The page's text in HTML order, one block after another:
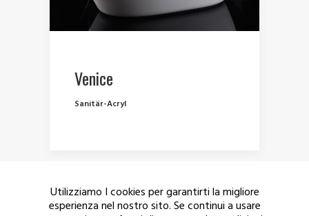
Venice
Sanitär-Acryl
Utilizziamo I cookies per garantirti la migliore
esperienza nel nostro sito. Se continui a usare